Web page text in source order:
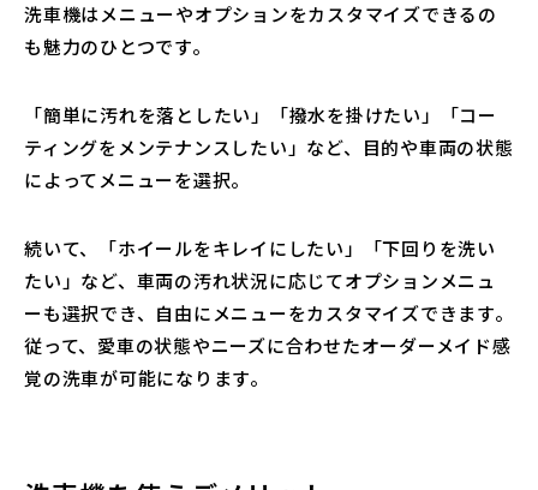
洗車機はメニューやオプションをカスタマイズできるの
も魅力のひとつです。
「簡単に汚れを落としたい」「撥水を掛けたい」「コー
ティングをメンテナンスしたい」など、目的や車両の状態
によってメニューを選択。
続いて、「ホイールをキレイにしたい」「下回りを洗い
たい」など、車両の汚れ状況に応じてオプションメニュ
ーも選択でき、自由にメニューをカスタマイズできます。
従って、愛車の状態やニーズに合わせたオーダーメイド感
覚の洗車が可能になります。